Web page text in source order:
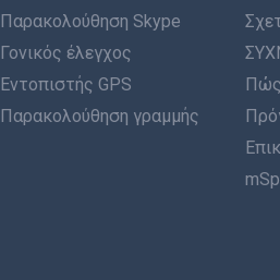
Παρακολούθηση Skype
Γονικός έλεγχος
Εντοπιστής GPS
Παρακολούθηση γραμμής
Πώς